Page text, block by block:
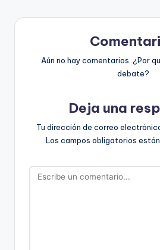
Aún no hay comentarios. ¿Por
debate?
Deja una
Tu dirección de correo
Los campos obligatorios